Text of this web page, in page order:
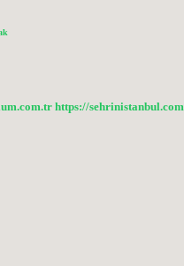
https://